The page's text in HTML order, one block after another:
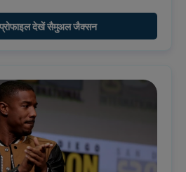
प्रोफाइल देखें सैमुअल जैक्सन